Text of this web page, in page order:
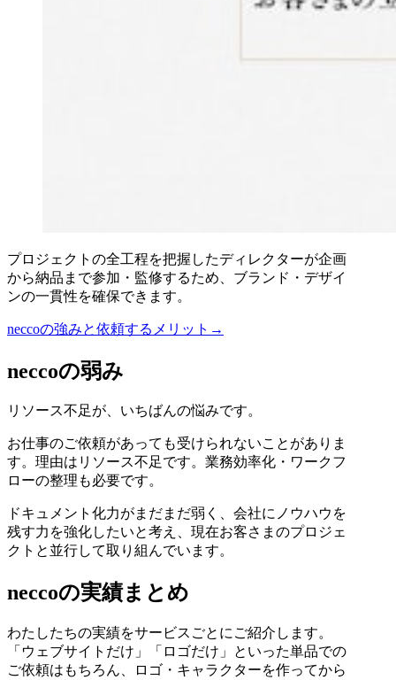
プロジェクトの全工程を把握したディレクターが企画
から納品まで参加・監修するため、ブランド・デザイ
ンの一貫性を確保できます。
neccoの強みと依頼するメリット→
neccoの弱み
リソース不足が、いちばんの悩みです。
お仕事のご依頼があっても受けられないことがありま
す。理由はリソース不足です。業務効率化・ワークフ
ローの整理も必要です。
ドキュメント化力がまだまだ弱く、会社にノウハウを
残す力を強化したいと考え、現在お客さまのプロジェ
クトと並行して取り組んでいます。
neccoの実績まとめ
わたしたちの実績をサービスごとにご紹介します。
「ウェブサイトだけ」「ロゴだけ」といった単品での
ご依頼はもちろん、ロゴ・キャラクターを作ってから